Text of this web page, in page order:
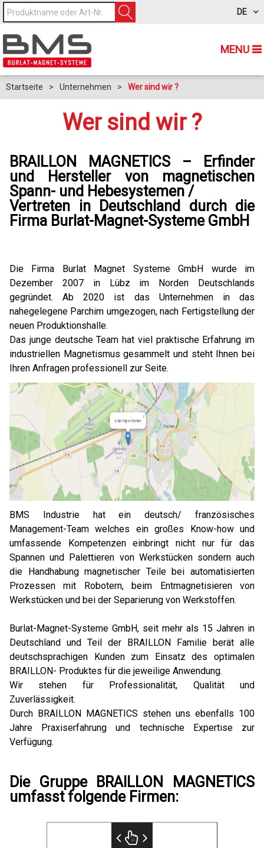
MENU
DE
Startseite > Unternehmen > Wer sind wir ?
Wer sind wir ?
BRAILLON MAGNETICS – Erfinder
und Hersteller von magnetischen
Spann- und Hebesystemen /
Vertreten in Deutschland durch die
Firma Burlat-Magnet-Systeme GmbH
Die Firma Burlat Magnet Systeme GmbH wurde im
Dezember 2007 in Lübz im Norden Deutschlands
gegründet. Ab 2020 ist das Unternehmen in das
nahegelegene Parchim umgezogen, nach Fertigstellung der
neuen Produktionshalle.
Das junge deutsche Team hat viel praktische Erfahrung im
industriellen Magnetismus gesammelt und steht Ihnen bei
Ihren Anfragen professionell zur Seite.
BMS Industrie hat ein deutsch/ französisches
Management-Team welches ein großes Know-how und
umfassende Kompetenzen einbringt nicht nur für das
Spannen und Palettieren von Werkstücken sondern auch
die Handhabung magnetischer Teile bei automatisierten
Prozessen mit Robotern, beim Entmagnetisieren von
Werkstücken und bei der Separierung von Werkstoffen.
Burlat-Magnet-Systeme GmbH, seit mehr als 15 Jahren in
Deutschland und Teil der BRAILLON Familie berät alle
deutschsprachigen Kunden zum Einsatz des optimalen
BRAILLON- Produktes für die jeweilige Anwendung.
Wir stehen für Professionalität, Qualität und
Zuverlässigkeit.
Durch BRAILLON MAGNETICS stehen uns ebenfalls 100
Jahre Praxiserfahrung und technische Expertise zur
Verfügung.
Die Gruppe BRAILLON MAGNETICS
umfasst folgende Firmen: